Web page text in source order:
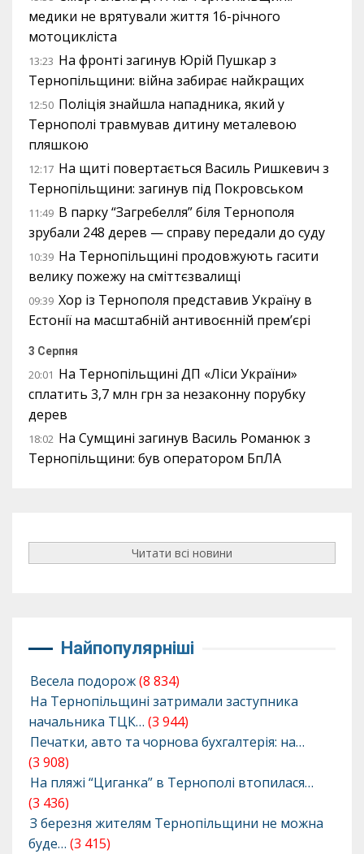
медики не врятували життя 16-річного
мотоцикліста
13:23 На фронті загинув Юрій Пушкар з
Тернопільщини: війна забирає найкращих
12:50 Поліція знайшла нападника, який у
Тернополі травмував дитину металевою
пляшкою
12:17 На щиті повертається Василь Ришкевич з
Тернопільщини: загинув під Покровськом
11:49 В парку “Загребелля” біля Тернополя
зрубали 248 дерев — справу передали до суду
10:39 На Тернопільщині продовжують гасити
велику пожежу на сміттєзвалищі
09:39 Хор із Тернополя представив Україну в
Естонії на масштабній антивоєнній прем’єрі
3 Серпня
20:01 На Тернопільщині ДП «Ліси України»
сплатить 3,7 млн грн за незаконну порубку
дерев
18:02 На Сумщині загинув Василь Романюк з
Тернопільщини: був оператором БпЛА
Читати всі новини
Найпопулярніші
Весела подорож(8 834)
На Тернопільщині затримали заступника
начальника ТЦК… (3 944)
Печатки, авто та чорнова бухгалтерія: на…
(3 908)
На пляжі “Циганка” в Тернополі втопилася…
(3 436)
З березня жителям Тернопільщини не можна
буде… (3 415)